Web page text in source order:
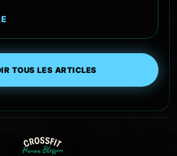
TOUS LES ARTICLES